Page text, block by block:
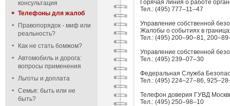
консультация
Телефоны для жалоб
Правопорядок - миф или
реальность?
Как не стать бомжом?
Автомобиль и дорога:
вопросы применения
Льготы и доплата
Семья: быть или не
быть?
Горячая линия о работе
Тел.: (495) 777–11–47
Управление собственной
Жалобы о событиях в
Тел.: (495) 200–90–81,
Управление собственной
Тел.: (495) 239–07–30
Федеральная Служба
Тел.: (495) 224–27–86,
Телефон доверия ГУВД
Тел.: (495) 250–98–10